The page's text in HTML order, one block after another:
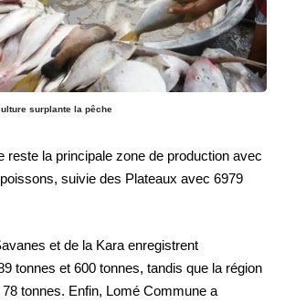
surplante la pêche
reste la principale zone de production avec
suivie des Plateaux avec 6979
et de la Kara enregistrent
tonnes et 600 tonnes, tandis que la région
tonnes. Enfin, Lomé Commune a